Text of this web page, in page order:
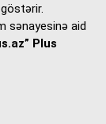
sənayesinə aid
Plus